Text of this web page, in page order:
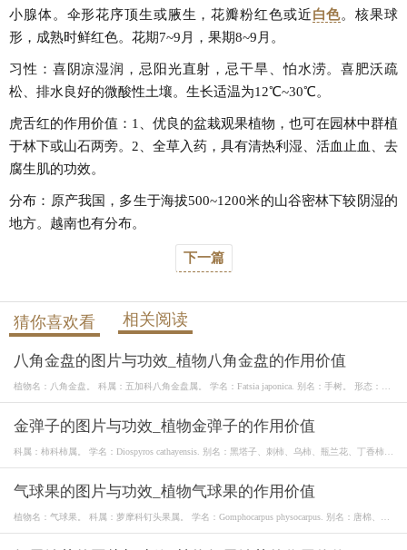
小腺体。伞形花序顶生或腋生，花瓣粉红色或近白色。核果球
形，成熟时鲜红色。花期7~9月，果期8~9月。
习性：喜阴凉湿润，忌阳光直射，忌干旱、怕水涝。喜肥沃疏
松、排水良好的微酸性土壤。生长适温为12℃~30℃。
虎舌红的作用价值：1、优良的盆栽观果植物，也可在园林中群植
于林下或山石两旁。2、全草入药，具有清热利湿、活血止血、去
腐生肌的功效。
分布：原产我国，多生于海拔500~1200米的山谷密林下较阴湿的
地方。越南也有分布。
下一篇
猜你喜欢看 相关阅读
八角金盘的图片与功效_植物八角金盘的作用价值
植物名：八角金盘。 科属：五加科八角金盘属。 学名：Fatsia japonica. 别名：手树。 形态：常
金弹子的图片与功效_植物金弹子的作用价值
科属：柿科柿属。 学名：Diospyros cathayensis. 别名：黑塔子、刺柿、乌柿、瓶兰花、丁香柿。
气球果的图片与功效_植物气球果的作用价值
植物名：气球果。 科属：萝摩科钉头果属。 学名：Gomphocarpus physocarpus. 别名：唐棉、风